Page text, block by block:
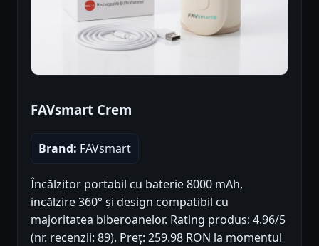
FAVsmart Crem
Brand: FAVsmart
Încălzitor portabil cu baterie 8000 mAh,
incălzire 360° și design compatibil cu
majoritatea biberoanelor. Rating produs: 4.96/5
(nr. recenzii: 89). Preț: 259.98 RON la momentul